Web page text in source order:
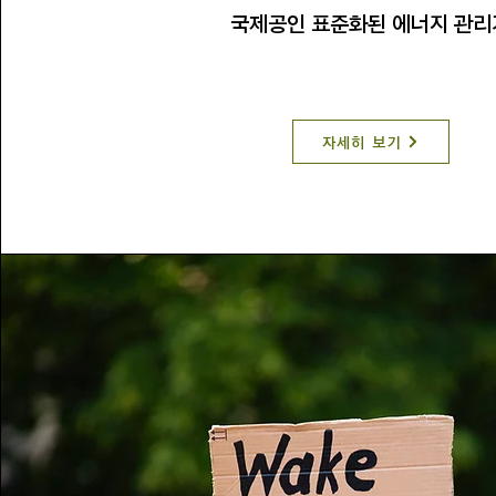
국제공인 표준화된 에너지 관
자세히 보기